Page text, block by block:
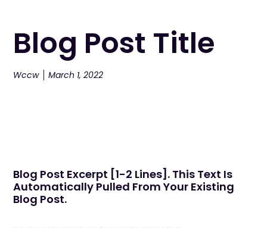
Blog Post Title
Wccw March 1, 2022
Blog Post Excerpt [1-2 Lines]. This Text Is
Automatically Pulled From Your Existing
Blog Post.